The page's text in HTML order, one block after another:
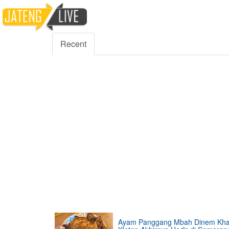
5000 Fans
Recent
Ayam Panggang Mbah Dinem